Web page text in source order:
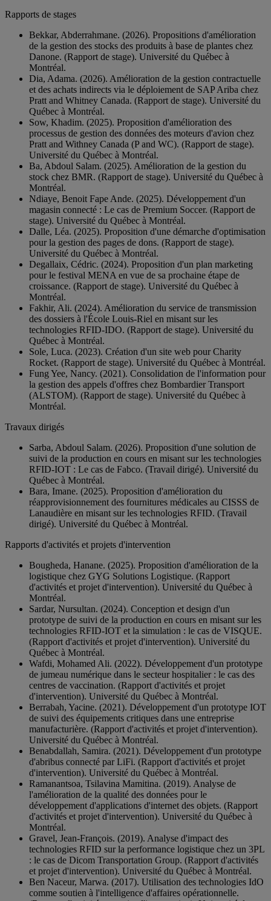
Rapports de stages
Bekkar, Abderrahmane. (2026). Propositions d'amélioration
de la gestion des stocks des produits à base de plantes chez
Danone. (Rapport de stage). Université du Québec à
Montréal.
Dia, Adama. (2026). Amélioration de la gestion contractuelle
et des achats indirects via le déploiement de SAP Ariba chez
Pratt and Whitney Canada. (Rapport de stage). Université du
Québec à Montréal.
Sow, Khadim. (2025). Proposition d'amélioration des
processus de gestion des données des moteurs d'avion chez
Pratt and Withney Canada (P and WC). (Rapport de stage).
Université du Québec à Montréal.
Ba, Abdoul Salam. (2025). Amélioration de la gestion du
stock chez BMR. (Rapport de stage). Université du Québec à
Montréal.
Ndiaye, Benoit Fape Ande. (2025). Développement d'un
magasin connecté : Le cas de Premium Soccer. (Rapport de
stage). Université du Québec à Montréal.
Dalle, Léa. (2025). Proposition d'une démarche d'optimisation
pour la gestion des pages de dons. (Rapport de stage).
Université du Québec à Montréal.
Degallaix, Cédric. (2024). Proposition d'un plan marketing
pour le festival MENA en vue de sa prochaine étape de
croissance. (Rapport de stage). Université du Québec à
Montréal.
Fakhir, Ali. (2024). Amélioration du service de transmission
des dossiers à l'École Louis-Riel en misant sur les
technologies RFID-IDO. (Rapport de stage). Université du
Québec à Montréal.
Sole, Luca. (2023). Création d'un site web pour Charity
Rocket. (Rapport de stage). Université du Québec à Montréal.
Fung Yee, Nancy. (2021). Consolidation de l'information pour
la gestion des appels d'offres chez Bombardier Transport
(ALSTOM). (Rapport de stage). Université du Québec à
Montréal.
Travaux dirigés
Sarba, Abdoul Salam. (2026). Proposition d'une solution de
suivi de la production en cours en misant sur les technologies
RFID-IOT : Le cas de Fabco. (Travail dirigé). Université du
Québec à Montréal.
Bara, Imane. (2025). Proposition d'amélioration du
réapprovisionnement des fournitures médicales au CISSS de
Lanaudière en misant sur les technologies RFID. (Travail
dirigé). Université du Québec à Montréal.
Rapports d'activités et projets d'intervention
Bougheda, Hanane. (2025). Proposition d'amélioration de la
logistique chez GYG Solutions Logistique. (Rapport
d'activités et projet d'intervention). Université du Québec à
Montréal.
Sardar, Nursultan. (2024). Conception et design d'un
prototype de suivi de la production en cours en misant sur les
technologies RFID-IOT et la simulation : le cas de VISQUE.
(Rapport d'activités et projet d'intervention). Université du
Québec à Montréal.
Wafdi, Mohamed Ali. (2022). Développement d'un prototype
de jumeau numérique dans le secteur hospitalier : le cas des
centres de vaccination. (Rapport d'activités et projet
d'intervention). Université du Québec à Montréal.
Berrabah, Yacine. (2021). Développement d'un prototype IOT
de suivi des équipements critiques dans une entreprise
manufacturière. (Rapport d'activités et projet d'intervention).
Université du Québec à Montréal.
Benabdallah, Samira. (2021). Développement d'un prototype
d'abribus connecté par LiFi. (Rapport d'activités et projet
d'intervention). Université du Québec à Montréal.
Ramanantsoa, Tsilavina Mamitina. (2019). Analyse de
l'amélioration de la qualité des données pour le
développement d'applications d'internet des objets. (Rapport
d'activités et projet d'intervention). Université du Québec à
Montréal.
Gravel, Jean-François. (2019). Analyse d'impact des
technologies RFID sur la performance logistique chez un 3PL
: le cas de Dicom Transportation Group. (Rapport d'activités
et projet d'intervention). Université du Québec à Montréal.
Ben Naceur, Marwa. (2017). Utilisation des technologies IdO
comme soutien à l'intelligence d'affaires opérationnelle.